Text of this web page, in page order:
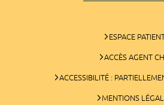
ESPACE
ACCÈS AGENT
ACCESSIBILITÉ :
MENTIONS